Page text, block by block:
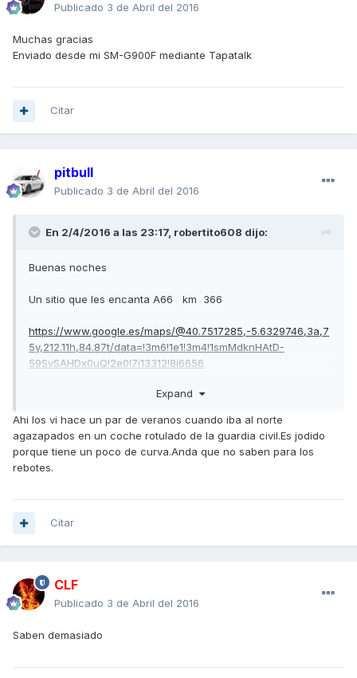
Publicado 3 de Abril del 2016
Muchas gracias
Enviado desde mi SM-G900F mediante Tapatalk
Citar
pitbull
Publicado 3 de Abril del 2016
En 2/4/2016 a las 23:17, robertito608 dijo:
Buenas noches
Un sitio que les encanta A66 km 366
https://www.google.es/maps/@40.7517285,-5.6329746,3a,7
5y,212.11h,84.87t/data=!3m6!1e1!3m4!1smMdknHAtD-
59SvSAHDx0uQ!2e0!7i13312!8i6656
Expand
Ahi los vi hace un par de veranos cuando iba al norte
agazapados en un coche rotulado de la guardia civil.Es jodido
porque tiene un poco de curva.Anda que no saben para los
rebotes.
Citar
CLF
Publicado 3 de Abril del 2016
Saben demasiado